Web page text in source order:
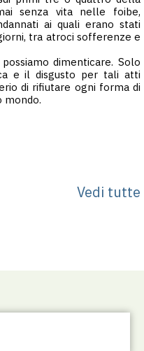
senza vita nelle foibe,
ai quali erano stati
tra atroci sofferenze e
dimenticare. Solo
e il disgusto per tali atti
di rifiutare ogni forma di
mondo.
Vedi tutte